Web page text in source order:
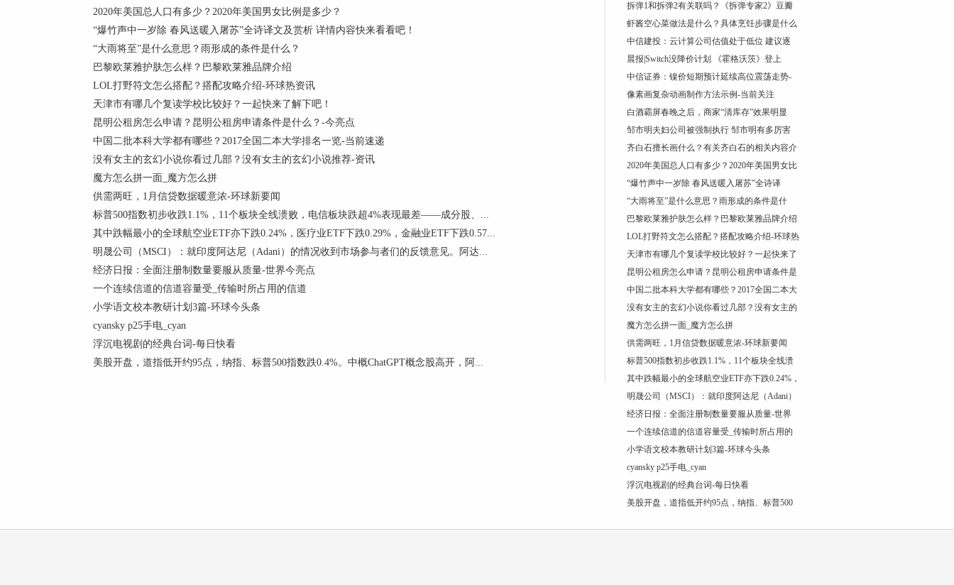
2020年美国总人口有多少？2020年美国男女比例是多少？
“爆竹声中一岁除 春风送暖入屠苏”全诗译文及赏析 详情内容快来看看吧！
“大雨将至”是什么意思？雨形成的条件是什么？
巴黎欧莱雅护肤怎么样？巴黎欧莱雅品牌介绍
LOL打野符文怎么搭配？搭配攻略介绍-环球热资讯
天津市有哪几个复读学校比较好？一起快来了解下吧！
昆明公租房怎么申请？昆明公租房申请条件是什么？-今亮点
中国二批本科大学都有哪些？2017全国二本大学排名一览-当前速递
没有女主的玄幻小说你看过几部？没有女主的玄幻小说推荐-资讯
魔方怎么拼一面_魔方怎么拼
供需两旺，1月信贷数据暖意浓-环球新要闻
标普500指数初步收跌1.1%，11个板块全线溃败，电信板块跌超4%表现最差——成分股、...
其中跌幅最小的全球航空业ETF亦下跌0.24%，医疗业ETF下跌0.29%，金融业ETF下跌0.57...
明晟公司（MSCI）：就印度阿达尼（Adani）的情况收到市场参与者们的反馈意见。阿达...
经济日报：全面注册制数量要服从质量-世界今亮点
一个连续信道的信道容量受_传输时所占用的信道
小学语文校本教研计划3篇-环球今头条
cyansky p25手电_cyan
浮沉电视剧的经典台词-每日快看
美股开盘，道指低开约95点，纳指、标普500指数跌0.4%。中概ChatGPT概念股高开，阿...
拆弹1和拆弹2有关联吗？《拆弹专家2》豆瓣
虾酱空心菜做法是什么？具体烹饪步骤是什么
中信建投：云计算公司估值处于低位 建议逐
晨报|Switch没降价计划 《霍格沃茨》登上
中信证券：镍价短期预计延续高位震荡走势-
像素画复杂动画制作方法示例-当前关注
白酒霸屏春晚之后，商家“清库存”效果明显
邹市明夫妇公司被强制执行 邹市明有多厉害
齐白石擅长画什么？有关齐白石的相关内容介
2020年美国总人口有多少？2020年美国男女比
“爆竹声中一岁除 春风送暖入屠苏”全诗译
“大雨将至”是什么意思？雨形成的条件是什
巴黎欧莱雅护肤怎么样？巴黎欧莱雅品牌介绍
LOL打野符文怎么搭配？搭配攻略介绍-环球热
天津市有哪几个复读学校比较好？一起快来了
昆明公租房怎么申请？昆明公租房申请条件是
中国二批本科大学都有哪些？2017全国二本大
没有女主的玄幻小说你看过几部？没有女主的
魔方怎么拼一面_魔方怎么拼
供需两旺，1月信贷数据暖意浓-环球新要闻
标普500指数初步收跌1.1%，11个板块全线溃
其中跌幅最小的全球航空业ETF亦下跌0.24%，
明晟公司（MSCI）：就印度阿达尼（Adani）
经济日报：全面注册制数量要服从质量-世界
一个连续信道的信道容量受_传输时所占用的
小学语文校本教研计划3篇-环球今头条
cyansky p25手电_cyan
浮沉电视剧的经典台词-每日快看
美股开盘，道指低开约95点，纳指、标普500